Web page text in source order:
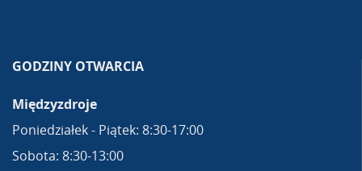
GODZINY OTWARCIA
Międzyzdroje
Poniedziałek - Piątek: 8:30-17:00
Sobota: 8:30-13:00